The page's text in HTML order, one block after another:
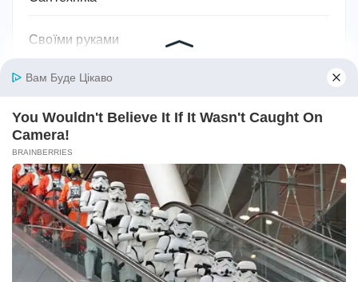
Своїми руками
Секс
Серіали
Символіка та значення
Сім'я
Соки